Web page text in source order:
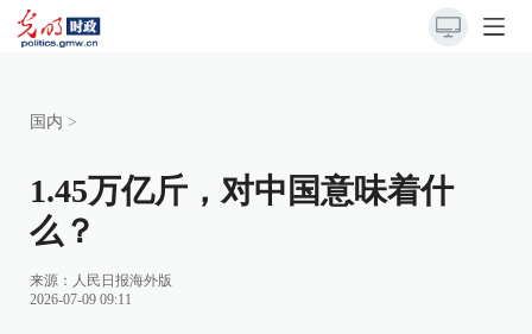
国内 >
1.45万亿斤，对中国意味着什
么？
来源： 人民日报海外版
2026-07-09 09:11